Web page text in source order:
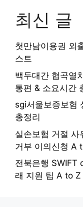
최신 글
첫만남이용권 외
스트
백두대간 협곡열
통편 & 소요시간
sgi서울보증보험
총정리
실손보험 거절 사
거부 이의신청 A
전북은행 SWIFT
래 지원 팁 A to Z